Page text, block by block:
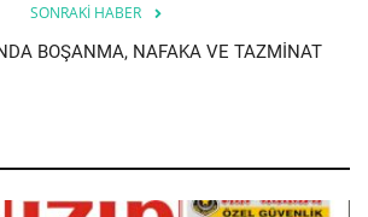
SONRAKI HABER
BOŞANMA, NAFAKA VE TAZMİNAT